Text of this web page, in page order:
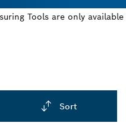
Tools are only available
Sort